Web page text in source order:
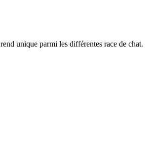
unique parmi les différentes race de chat.